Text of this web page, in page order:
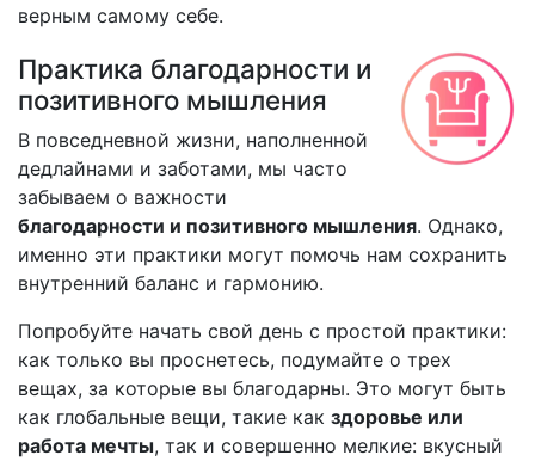
верным самому себе.
Практика благодарности и
позитивного мышления
В повседневной жизни, наполненной
дедлайнами и заботами, мы часто
забываем о важности
благодарности и позитивного мышления. Однако,
именно эти практики могут помочь нам сохранить
внутренний баланс и гармонию.
Попробуйте начать свой день с простой практики:
как только вы проснетесь, подумайте о трех
вещах, за которые вы благодарны. Это могут быть
как глобальные вещи, такие как здоровье или
работа мечты, так и совершенно мелкие: вкусный